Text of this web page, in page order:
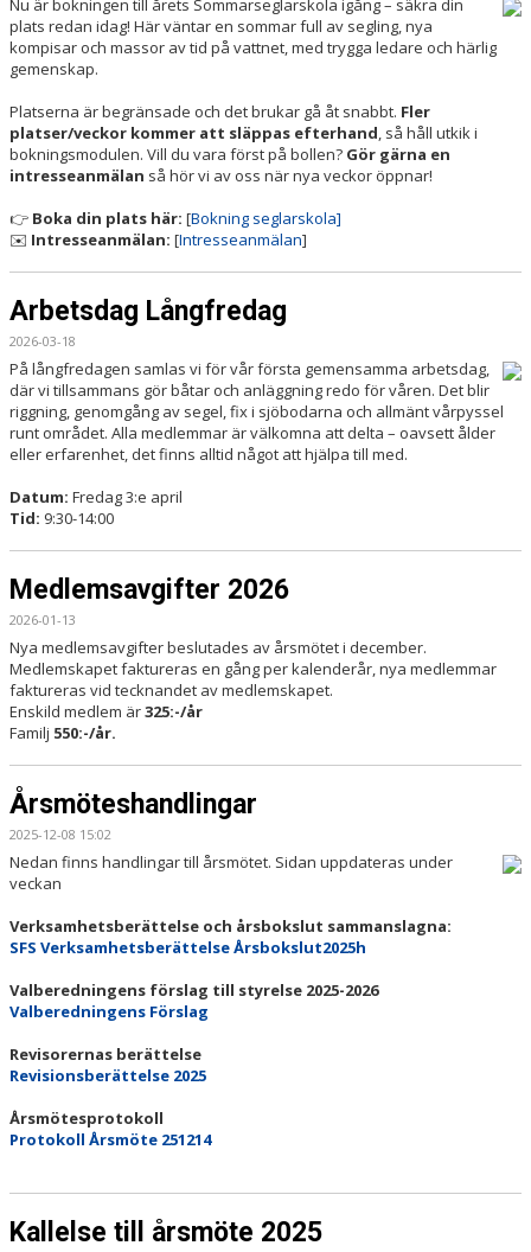
Nu är bokningen till årets Sommarseglarskola igång – säkra din
plats redan idag! Här väntar en sommar full av segling, nya
kompisar och massor av tid på vattnet, med trygga ledare och härlig
gemenskap.
Platserna är begränsade och det brukar gå åt snabbt. Fler
platser/veckor kommer att släppas efterhand, så håll utkik i
bokningsmodulen. Vill du vara först på bollen? Gör gärna en
intresseanmälan så hör vi av oss när nya veckor öppnar!
👉 Boka din plats här: [Bokning seglarskola]
✉️ Intresseanmälan: [Intresseanmälan]
Arbetsdag Långfredag
2026-03-18
På långfredagen samlas vi för vår första gemensamma arbetsdag,
där vi tillsammans gör båtar och anläggning redo för våren. Det blir
riggning, genomgång av segel, fix i sjöbodarna och allmänt vårpyssel
runt området. Alla medlemmar är välkomna att delta – oavsett ålder
eller erfarenhet, det finns alltid något att hjälpa till med.
Datum: Fredag 3:e april
Tid: 9:30-14:00
Medlemsavgifter 2026
2026-01-13
Nya medlemsavgifter beslutades av årsmötet i december.
Medlemskapet faktureras en gång per kalenderår, nya medlemmar
faktureras vid tecknandet av medlemskapet.
Enskild medlem är325:-/år
Familj 550:-/år.
Årsmöteshandlingar
2025-12-08 15:02
Nedan finns handlingar till årsmötet. Sidan uppdateras under
veckan
Verksamhetsberättelse och årsbokslut sammanslagna:
SFS Verksamhetsberättelse Årsbokslut2025h
Valberedningens förslag till styrelse 2025-2026
Valberedningens Förslag
Revisorernas berättelse
Revisionsberättelse 2025
Årsmötesprotokoll
Protokoll Årsmöte 251214
Kallelse till årsmöte 2025